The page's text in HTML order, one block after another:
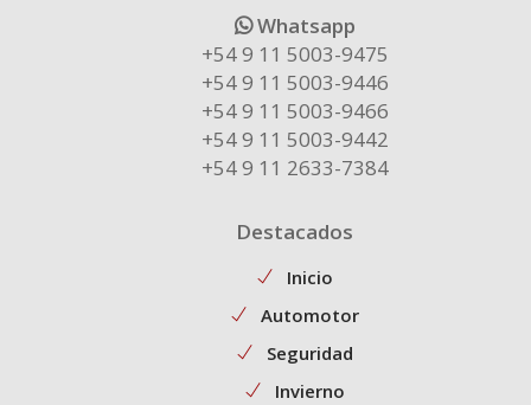
Whatsapp
+54 9 11 5003-9475
+54 9 11 5003-9446
+54 9 11 5003-9466
+54 9 11 5003-9442
+54 9 11 2633-7384
Destacados
Inicio
Automotor
Seguridad
Invierno